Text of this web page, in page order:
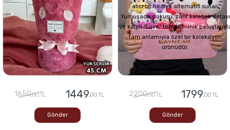
1650,00 TL 1449,00 TL
Gönder
alıcı bir hediye alternatifi sunar.
Yumuşacık dokusu, zarif kelebek detayı
ve kalpli “Love” temalı minik
tam anlamıyla özel bir koleksiyon
ürünüdür.
2200,00 TL 1799,00 TL
Gönder